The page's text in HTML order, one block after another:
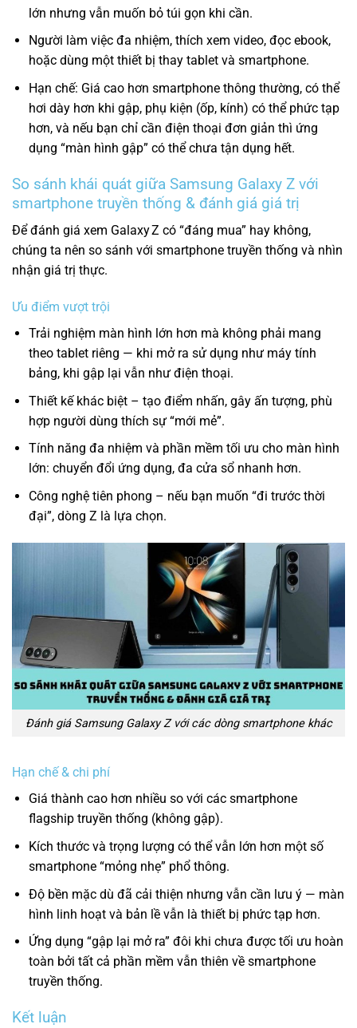
lớn nhưng vẫn muốn bỏ túi gọn khi cần.
Người làm việc đa nhiệm, thích xem video, đọc ebook,
hoặc dùng một thiết bị thay tablet và smartphone.
Hạn chế: Giá cao hơn smartphone thông thường, có thể
hơi dày hơn khi gập, phụ kiện (ốp, kính) có thể phức tạp
hơn, và nếu bạn chỉ cần điện thoại đơn giản thì ứng
dụng “màn hình gập” có thể chưa tận dụng hết.
So sánh khái quát giữa Samsung Galaxy Z với
smartphone truyền thống & đánh giá giá trị
Để đánh giá xem Galaxy Z có “đáng mua” hay không,
chúng ta nên so sánh với smartphone truyền thống và nhìn
nhận giá trị thực.
Ưu điểm vượt trội
Trải nghiệm màn hình lớn hơn mà không phải mang
theo tablet riêng — khi mở ra sử dụng như máy tính
bảng, khi gập lại vẫn như điện thoại.
Thiết kế khác biệt – tạo điểm nhấn, gây ấn tượng, phù
hợp người dùng thích sự “mới mẻ”.
Tính năng đa nhiệm và phần mềm tối ưu cho màn hình
lớn: chuyển đổi ứng dụng, đa cửa sổ nhanh hơn.
Công nghệ tiên phong – nếu bạn muốn “đi trước thời
đại”, dòng Z là lựa chọn.
Đánh giá Samsung Galaxy Z với các dòng smartphone khác
Hạn chế & chi phí
Giá thành cao hơn nhiều so với các smartphone
flagship truyền thống (không gập).
Kích thước và trọng lượng có thể vẫn lớn hơn một số
smartphone “mỏng nhẹ” phổ thông.
Độ bền mặc dù đã cải thiện nhưng vẫn cần lưu ý — màn
hình linh hoạt và bản lề vẫn là thiết bị phức tạp hơn.
Ứng dụng “gập lại mở ra” đôi khi chưa được tối ưu hoàn
toàn bởi tất cả phần mềm vẫn thiên về smartphone
truyền thống.
Kết luận